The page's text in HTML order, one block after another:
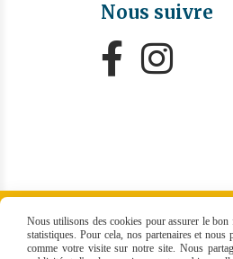
Nous suivre
 
Nous utilisons des cookies pour assurer le
statistiques. Pour cela, nos partenaires et
comme votre visite sur notre site. Nous